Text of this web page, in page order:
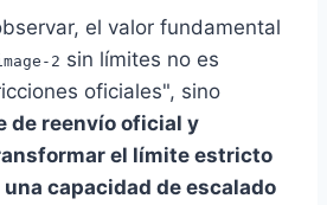
el valor fundamental
2 sin límites no es
oficiales", sino
de reenvío oficial y
el límite estricto
capacidad de escalado